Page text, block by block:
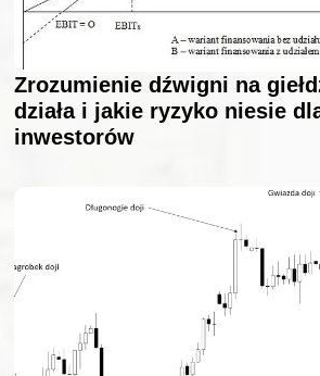
Zrozumienie dźwigni na
działa i jakie ryzyko niesie
inwestorów